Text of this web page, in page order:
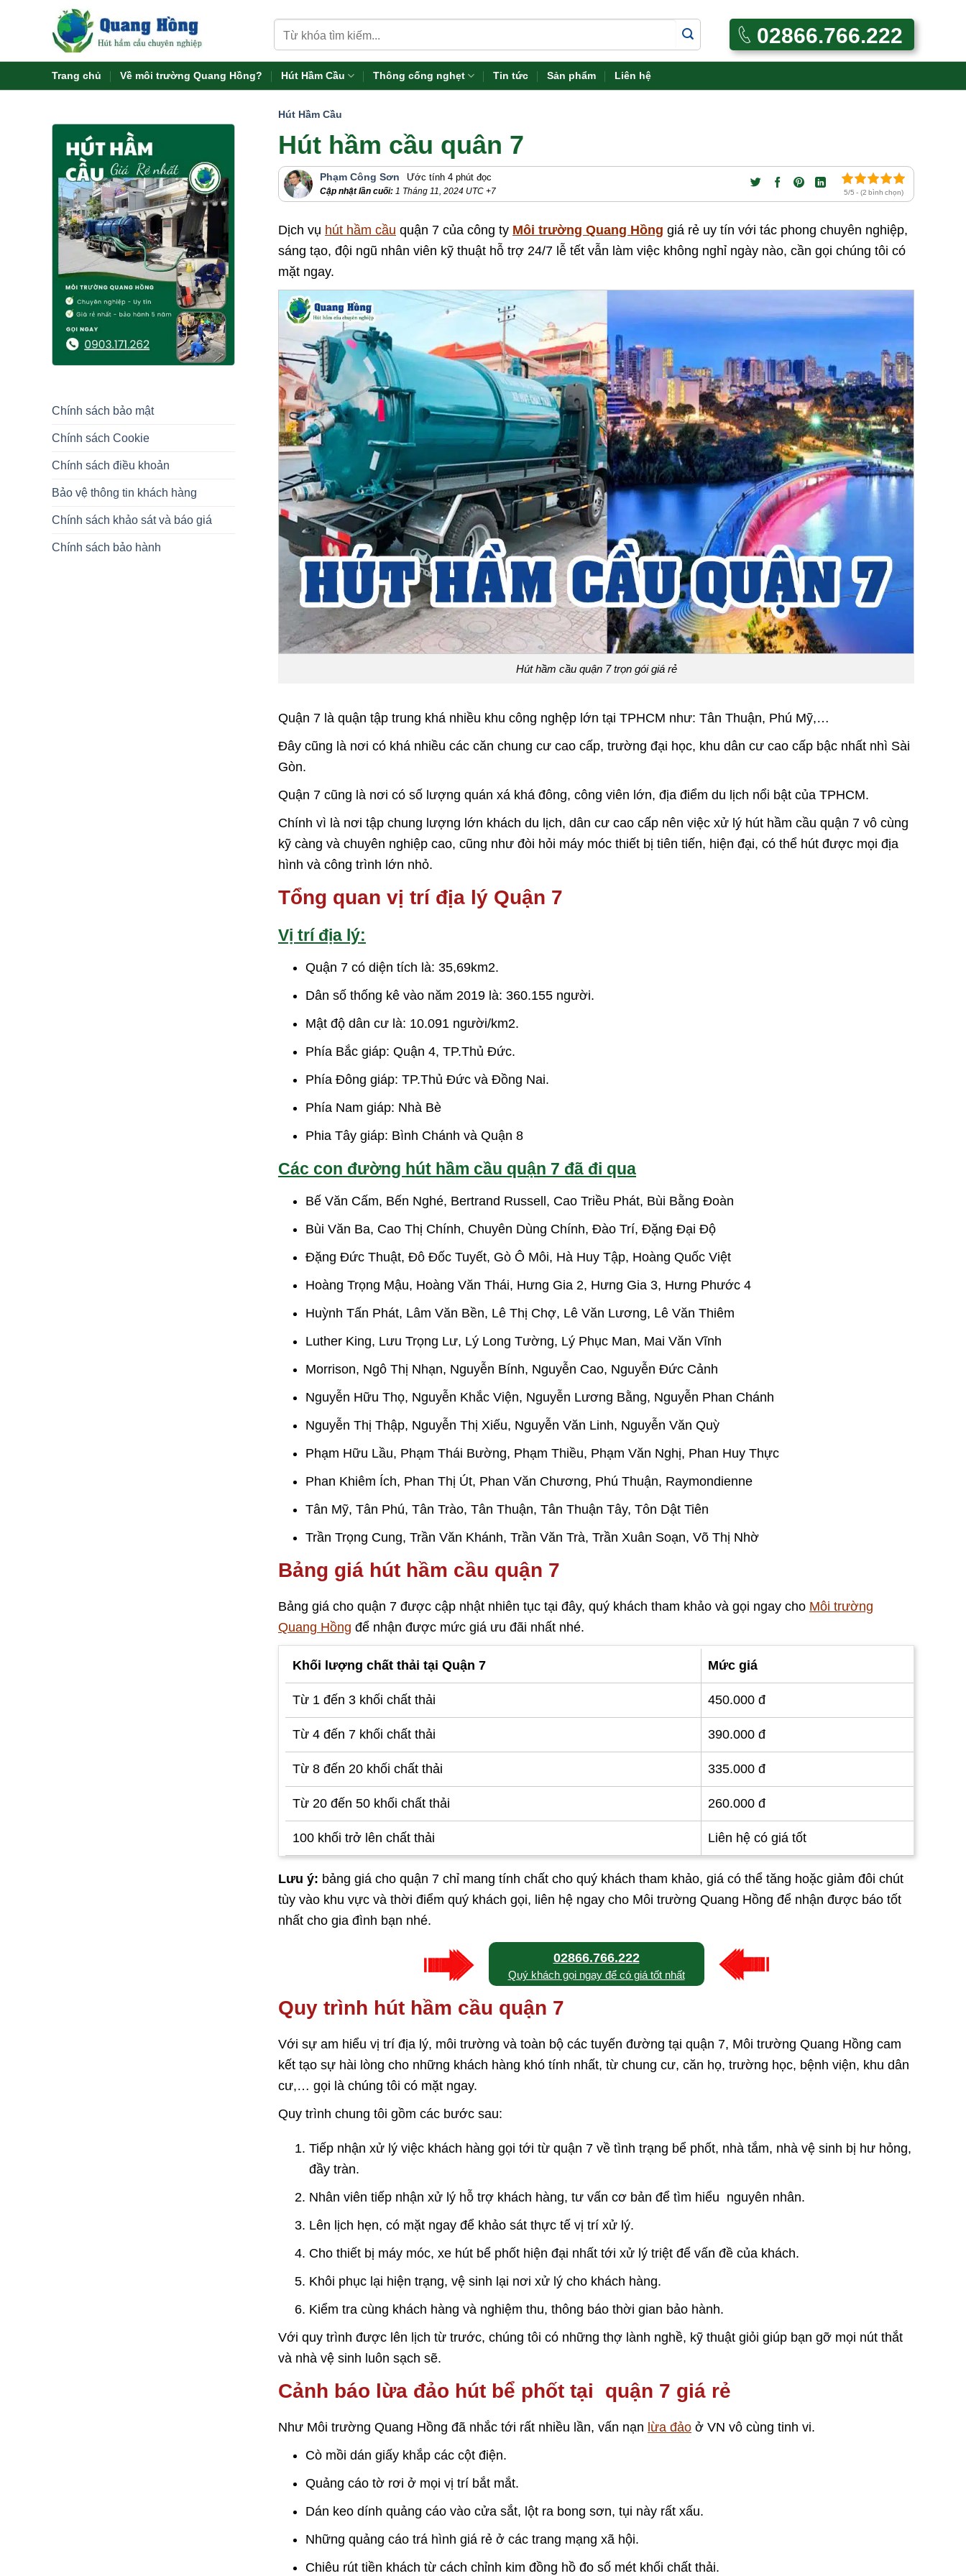
kiếm:
02866.766.222
Trang chủ Về môi trường Quang Hồng? Hút Hầm Cầu Thông cống nghẹt Tin tức Sản phẩm Liên hệ
Hút Hầm Cầu
Hút hầm cầu quân 7
Phạm Công Sơn
Cập nhật lần cuối: 1 Tháng 11, 2024 UTC +7
Ước tính 4 phút đọc
5/5 - (2 bình chọn)
Dịch vụ hút hầm cầu quận 7 của công ty Môi trường Quang Hồng giá rẻ uy tín với tác phong chuyên nghiệp,
sáng tạo, đội ngũ nhân viên kỹ thuật hỗ trợ 24/7 lễ tết vẫn làm việc không nghỉ ngày nào, cần gọi chúng tôi có
mặt ngay.
Hút hầm cầu quận 7 trọn gói giá rẻ
Quận 7 là quận tập trung khá nhiều khu công nghệp lớn tại TPHCM như: Tân Thuận, Phú Mỹ,…
Đây cũng là nơi có khá nhiều các căn chung cư cao cấp, trường đại học, khu dân cư cao cấp bậc nhất nhì Sài
Gòn.
Quận 7 cũng là nơi có số lượng quán xá khá đông, công viên lớn, địa điểm du lịch nổi bật của TPHCM.
Chính vì là nơi tập chung lượng lớn khách du lịch, dân cư cao cấp nên việc xử lý hút hầm cầu quận 7 vô cùng
kỹ càng và chuyên nghiệp cao, cũng như đòi hỏi máy móc thiết bị tiên tiến, hiện đại, có thể hút được mọi địa
hình và công trình lớn nhỏ.
Tổng quan vị trí địa lý Quận 7
Vị trí địa lý:
Quận 7 có diện tích là: 35,69km2.
Dân số thống kê vào năm 2019 là: 360.155 người.
Mật độ dân cư là: 10.091 người/km2.
Phía Bắc giáp: Quận 4, TP.Thủ Đức.
Phía Đông giáp: TP.Thủ Đức và Đồng Nai.
Phía Nam giáp: Nhà Bè
Phia Tây giáp: Bình Chánh và Quận 8
Các con đường hút hầm cầu quận 7 đã đi qua
Bế Văn Cấm, Bến Nghé, Bertrand Russell, Cao Triều Phát, Bùi Bằng Đoàn
Bùi Văn Ba, Cao Thị Chính, Chuyên Dùng Chính, Đào Trí, Đặng Đại Độ
Đặng Đức Thuật, Đô Đốc Tuyết, Gò Ô Môi, Hà Huy Tập, Hoàng Quốc Việt
Hoàng Trọng Mậu, Hoàng Văn Thái, Hưng Gia 2, Hưng Gia 3, Hưng Phước 4
Huỳnh Tấn Phát, Lâm Văn Bền, Lê Thị Chợ, Lê Văn Lương, Lê Văn Thiêm
Luther King, Lưu Trọng Lư, Lý Long Tường, Lý Phục Man, Mai Văn Vĩnh
Morrison, Ngô Thị Nhạn, Nguyễn Bính, Nguyễn Cao, Nguyễn Đức Cảnh
Nguyễn Hữu Thọ, Nguyễn Khắc Viện, Nguyễn Lương Bằng, Nguyễn Phan Chánh
Nguyễn Thị Thập, Nguyễn Thị Xiếu, Nguyễn Văn Linh, Nguyễn Văn Quỳ
Phạm Hữu Lầu, Phạm Thái Bường, Phạm Thiều, Phạm Văn Nghị, Phan Huy Thực
Phan Khiêm Ích, Phan Thị Út, Phan Văn Chương, Phú Thuận, Raymondienne
Tân Mỹ, Tân Phú, Tân Trào, Tân Thuận, Tân Thuận Tây, Tôn Dật Tiên
Trần Trọng Cung, Trần Văn Khánh, Trần Văn Trà, Trần Xuân Soạn, Võ Thị Nhờ
Bảng giá hút hầm cầu quận 7
Bảng giá cho quận 7 được cập nhật nhiên tục tại đây, quý khách tham khảo và gọi ngay cho Môi trường
Quang Hồng để nhận được mức giá ưu đãi nhất nhé.
Khối lượng chất thải tại Quận 7 Mức giá
Từ 1 đến 3 khối chất thải 450.000 đ
Từ 4 đến 7 khối chất thải 390.000 đ
Từ 8 đến 20 khối chất thải 335.000 đ
Từ 20 đến 50 khối chất thải 260.000 đ
100 khối trở lên chất thải Liên hệ có giá tốt
Lưu ý: bảng giá cho quận 7 chỉ mang tính chất cho quý khách tham khảo, giá có thể tăng hoặc giảm đôi chút
tùy vào khu vực và thời điểm quý khách gọi, liên hệ ngay cho Môi trường Quang Hồng để nhận được báo tốt
nhất cho gia đình bạn nhé.
02866.766.222
Quý khách gọi ngay để có giá tốt nhất
Quy trình hút hầm cầu quận 7
Với sự am hiểu vị trí địa lý, môi trường và toàn bộ các tuyến đường tại quận 7, Môi trường Quang Hồng cam
kết tạo sự hài lòng cho những khách hàng khó tính nhất, từ chung cư, căn họ, trường học, bệnh viện, khu dân
cư,… gọi là chúng tôi có mặt ngay.
Quy trình chung tôi gồm các bước sau:
Tiếp nhận xử lý việc khách hàng gọi tới từ quận 7 về tình trạng bể phốt, nhà tắm, nhà vệ sinh bị hư hỏng,
đầy tràn.
Nhân viên tiếp nhận xử lý hỗ trợ khách hàng, tư vấn cơ bản để tìm hiểu nguyên nhân.
Lên lịch hẹn, có mặt ngay để khảo sát thực tế vị trí xử lý.
Cho thiết bị máy móc, xe hút bể phốt hiện đại nhất tới xử lý triệt để vấn đề của khách.
Khôi phục lại hiện trạng, vệ sinh lại nơi xử lý cho khách hàng.
Kiểm tra cùng khách hàng và nghiệm thu, thông báo thời gian bảo hành.
Với quy trình được lên lịch từ trước, chúng tôi có những thợ lành nghề, kỹ thuật giỏi giúp bạn gỡ mọi nút thắt
và nhà vệ sinh luôn sạch sẽ.
Cảnh báo lừa đảo hút bể phốt tại quận 7 giá rẻ
Như Môi trường Quang Hồng đã nhắc tới rất nhiều lần, vấn nạn lừa đảo ở VN vô cùng tinh vi.
Cò mồi dán giấy khắp các cột điện.
Quảng cáo tờ rơi ở mọi vị trí bắt mắt.
Dán keo dính quảng cáo vào cửa sắt, lột ra bong sơn, tụi này rất xấu.
Những quảng cáo trá hình giá rẻ ở các trang mạng xã hội.
Chiêu rút tiền khách từ cách chỉnh kim đồng hồ đo số mét khối chất thải.
Chính sách bảo mật
Chính sách Cookie
Chính sách điều khoản
Bảo vệ thông tin khách hàng
Chính sách khảo sát và báo giá
Chính sách bảo hành